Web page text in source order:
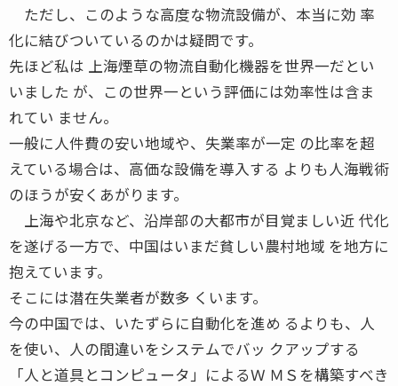
ただし、このような高度な物流設備が、本当に効 率
化に結びついているのかは疑問です。
先ほど私は 上海煙草の物流自動化機器を世界一だとい
いました が、この世界一という評価には効率性は含ま
れてい ません。
一般に人件費の安い地域や、失業率が一定 の比率を超
えている場合は、高価な設備を導入する よりも人海戦術
のほうが安くあがります。
上海や北京など、沿岸部の大都市が目覚ましい近 代化
を遂げる一方で、中国はいまだ貧しい農村地域 を地方に
抱えています。
そこには潜在失業者が数多 くいます。
今の中国では、いたずらに自動化を進め るよりも、人
を使い、人の間違いをシステムでバッ クアップする
「人と道具とコンピュータ」によるＷ ＭＳを構築すべき